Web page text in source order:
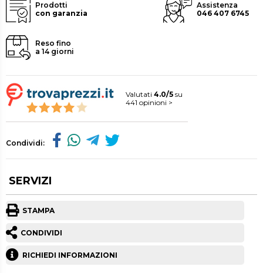
Prodotti
con garanzia
Assistenza
046 407 6745
Reso fino
a 14 giorni
Valutati 4.0/5 su
441 opinioni >
Condividi:
SERVIZI
STAMPA
CONDIVIDI
RICHIEDI INFORMAZIONI